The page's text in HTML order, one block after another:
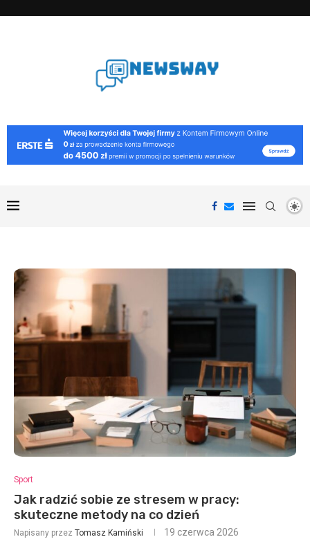
Sport
Jak radzić sobie ze stresem w pracy:
skuteczne metody na co dzień
Napisany przez Tomasz Kamiński 19 czerwca 2026